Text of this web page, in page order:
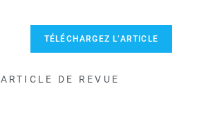
TÉLÉCHARGEZ L’ARTICLE
ARTICLE DE REVUE